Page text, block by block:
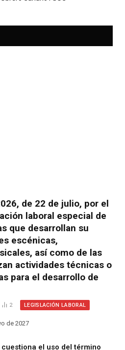
de 22 de julio, por el
laboral especial de
que desarrollan su
escénicas,
así como de las
actividades técnicas o
para el desarrollo de
2 LEGISLACIÓN LABORAL
de 2027
cuestiona el uso del término